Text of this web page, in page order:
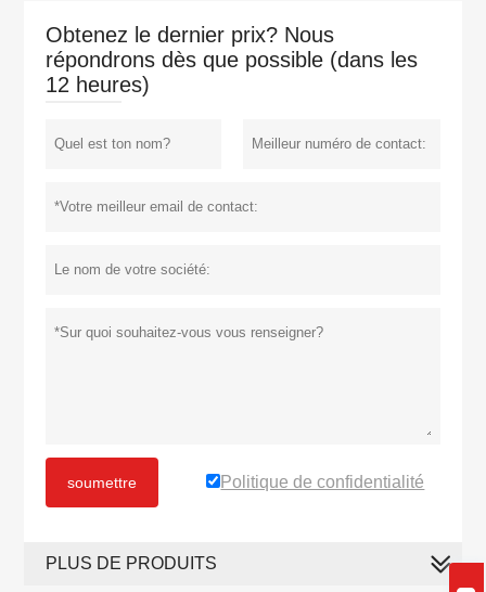
Obtenez le dernier prix? Nous
répondrons dès que possible (dans les
12 heures)
soumettre Politique de confidentialité
PLUS DE PRODUITS